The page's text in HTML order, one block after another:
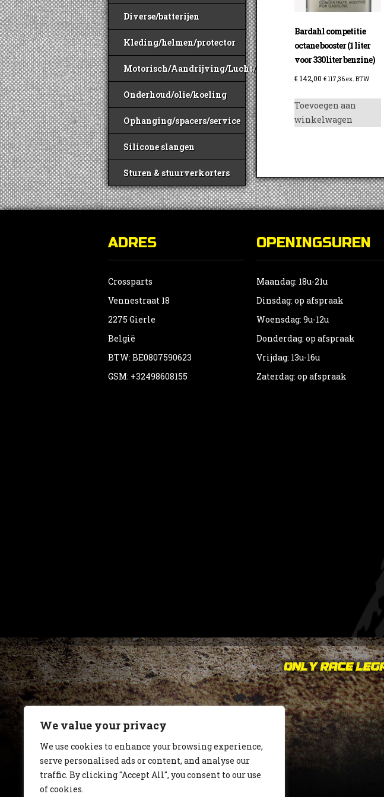
We value your privacy
We use cookies to enhance your browsing experience,
serve personalised ads or content, and analyse our
traffic. By clicking "Accept All", you consent to our use
of cookies.
Diverse/batterijen
Kleding/helmen/protector
Motorisch/Aandrijving/Lucht/Benzine
Onderhoud/olie/koeling
Ophanging/spacers/service
Silicone slangen
Sturen & stuurverkorters
Bardahl competitie
octane booster (1 liter
voor 330liter benzine)
€142,00 € 117,36ex. BTW
Toevoegen aan
winkelwagen
ADRES
Crossparts
Vennestraat 18
2275 Gierle
België
BTW: BE0807590623
GSM: +32498608155
OPENINGSUREN
Maandag: 18u-21u
Dinsdag: op afspraak
Woensdag: 9u-12u
Donderdag: op afspraak
Vrijdag: 13u-16u
Zaterdag: op afspraak